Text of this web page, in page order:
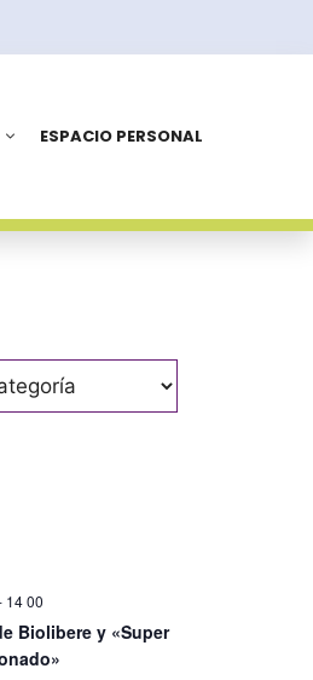
ESPACIO PERSONAL
14 00
Biolibere y «Super